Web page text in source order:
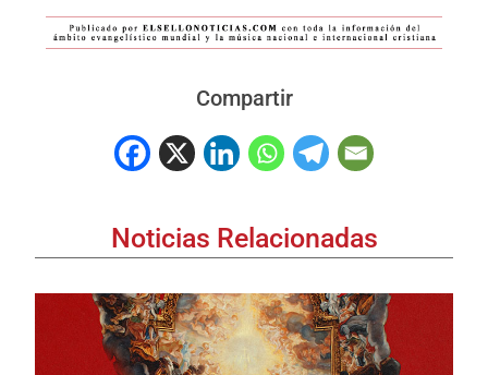
Compartir
Noticias Relacionadas